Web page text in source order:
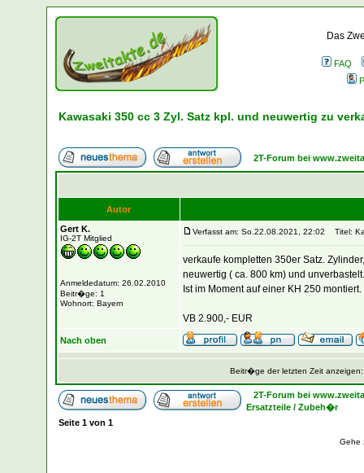
Das
FAQ
Kawasaki 350 cc 3 Zyl. Satz kpl. und neuwertig zu
2T-Forum bei
Autor
Gert K.
IG-2T Mitglied
Anmeldedatum: 26.02.2010
Beitr�ge: 1
Wohnort: Bayern
Verfasst am: So.22.08.2021, 22:02 Titel:
verkaufe kompletten 350er Satz.
neuwertig ( ca. 800 km) und unverbastelt.
Ist im Moment auf einer KH 250
VB 2.900,- EUR
Nach oben
Beitr�ge der letzten Zeit
2T-Forum bei
Ersatzteile / Zubeh�r
Seite 1von 1
Gehe